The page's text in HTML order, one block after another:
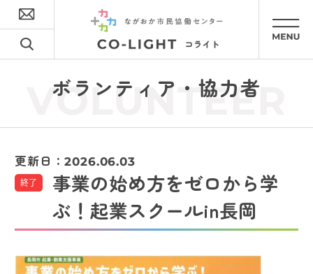
ボランティア・協力者
VOLUNTEER
更新日：2026.06.03
終了
事業の始め方をゼロから学
ぶ！起業スクールin長岡